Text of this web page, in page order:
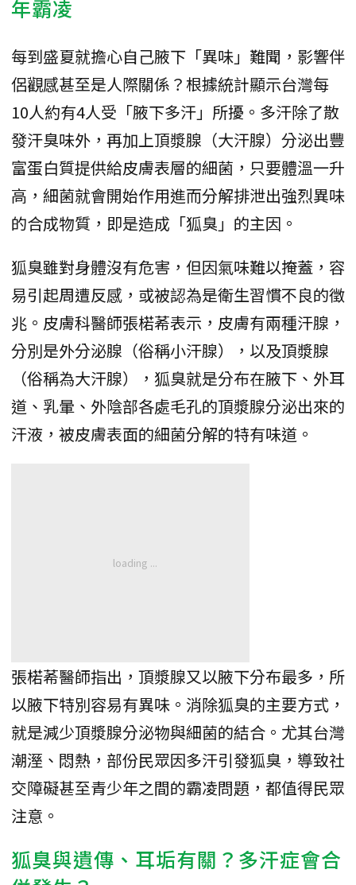
年霸凌
每到盛夏就擔心自己腋下「異味」難聞，影響伴
侶觀感甚至是人際關係？根據統計顯示台灣每
10人約有4人受「腋下多汗」所擾。多汗除了散
發汗臭味外，再加上頂漿腺（大汗腺）分泌出豐
富蛋白質提供給皮膚表層的細菌，只要體溫一升
高，細菌就會開始作用進而分解排泄出強烈異味
的合成物質，即是造成「狐臭」的主因。
狐臭雖對身體沒有危害，但因氣味難以掩蓋，容
易引起周遭反感，或被認為是衛生習慣不良的徵
兆。皮膚科醫師張楉莃表示，皮膚有兩種汗腺，
分別是外分泌腺（俗稱小汗腺），以及頂漿腺
（俗稱為大汗腺），狐臭就是分布在腋下、外耳
道、乳暈、外陰部各處毛孔的頂漿腺分泌出來的
汗液，被皮膚表面的細菌分解的特有味道。
張楉莃醫師指出，頂漿腺又以腋下分布最多，所
以腋下特別容易有異味。消除狐臭的主要方式，
就是減少頂漿腺分泌物與細菌的結合。尤其台灣
潮溼、悶熱，部份民眾因多汗引發狐臭，導致社
交障礙甚至青少年之間的霸凌問題，都值得民眾
注意。
狐臭與遺傳、耳垢有關？多汗症會合